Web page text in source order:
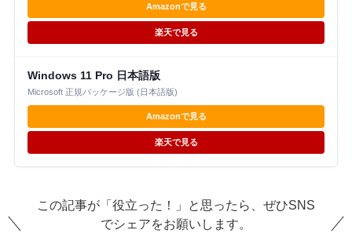
Amazonで見る
楽天で見る
Windows 11 Pro 日本語版
Microsoft 正規パッケージ版 (日本語版)
Amazonで見る
楽天で見る
この記事が「役立った！」と思ったら、ぜひSNS
でシェアをお願いします。